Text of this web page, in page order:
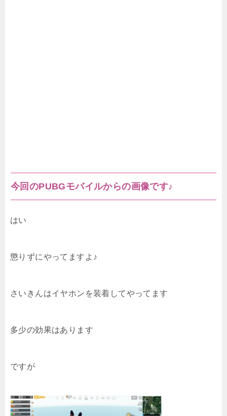
今回のPUBGモバイルからの画像です♪
はい
懲りずにやってますよ♪
さいきんはイヤホンを装着してやってます
多少の効果はあります
ですが